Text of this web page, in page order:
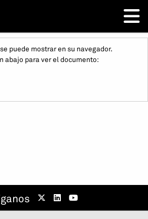
puede mostrar en su navegador.
abajo para ver el documento: